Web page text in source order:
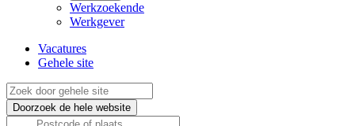
Werkzoekende
Werkgever
Vacatures
Gehele site